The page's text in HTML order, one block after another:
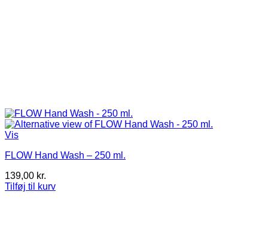
Vis
FLOW Hand Wash – 250 ml.
139,00 kr.
Tilføj til kurv